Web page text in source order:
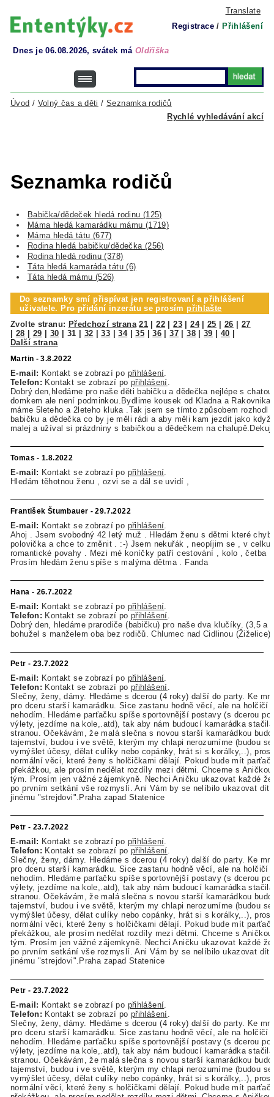
Translate
Registrace / Přihlášení
Dnes je 06.08.2026, svátek má Oldřiška
Rychlé vyhledávání akcí
Úvod / Volný čas a děti /Seznamka rodičů
Seznamka rodičů
Babička/dědeček hledá rodinu (125)
Máma hledá kamarádku mámu (1719)
Máma hledá tátu (677)
Rodina hledá babičku/dědečka (256)
Rodina hledá rodinu (378)
Táta hledá kamaráda tátu (6)
Táta hledá mámu (526)
Do seznamky smí přispívat jen registrovaní a přihlášení
uživatele. Pro přidání inzerátu se prosímpřihlašte
Zvolte stranu: Předchozí strana 21 |22 |23|24|25 26
27
28 29 30 31 32 |33 |34|35 |36 |37 |38|39 |40
Další strana
Martin - 3.8.2022
E-mail: Kontakt se zobrazí po přihlášení
Telefon: Kontakt se zobrazí po přihlášení
Dobrý den,hledáme pro naše děti babičku a dědečka nejlépe s chatou
domkem ale není podminkou.Bydlime kousek od Kladna a Rakovnika
máme 5leteho a 2leteho kluka .Tak jsem se tímto způsobem rozhodl
babičku a dědečka co by je měli rádi a aby měli kam jezdit jako
malej a užíval si prázdniny s babičkou a dědečkem na chalupě.Dekuji
Tomas - 1.8.2022
E-mail: Kontakt se zobrazí po přihlášení
Hledám těhotnou ženu , ozvi se a dál se uvidí ,
František Štumbauer - 29.7.2022
E-mail: Kontakt se zobrazí po přihlášení
Ahoj . Jsem svobodný 42 letý muž . Hledám ženu s dětmi které
polovička a chce to změnit . :-) Jsem nekuřák , neopíjim se , v celku
romantické povahy . Mezi mé koníčky patří cestování , kolo , četba
Prosím hledám ženu spíše s malýma dětma . Fanda
Hana - 26.7.2022
E-mail: Kontakt se zobrazí po přihlášení
Telefon: Kontakt se zobrazí po přihlášení
Dobrý den, hledáme prarodiče (babičku) pro naše dva klučíky. (3,5 a
bohužel s manželem oba bez rodičů. Chlumec nad Cidlinou (Žiželice)
Petr - 23.7.2022
E-mail: Kontakt se zobrazí po přihlášení
Telefon: Kontakt se zobrazí po přihlášení
Slečny, ženy, dámy. Hledáme s dcerou (4 roky) další do party. Ke
pro dceru starší kamarádku. Sice zastanu hodně věcí, ale na holčičí
nehodím. Hledáme parťačku spíše sportovnější postavy (s dcerou
výlety, jezdíme na kole,.atd), tak aby nám budoucí kamarádka
stranou. Očekávám, že malá slečna s novou starší kamarádkou
tajemství, budou i ve světě, kterým my chlapi nerozumíme (budou
vymýšlet účesy, dělat culíky nebo copánky, hrát si s korálky,..),
normální věci, které ženy s holčičkami dělají. Pokud bude mít
překážkou, ale prosím nedělat rozdíly mezi dětmi. Chceme s
tým. Prosím jen vážné zájemkyně. Nechci Aničku ukazovat každé
po prvním setkání vše rozmyslí. Ani Vám by se nelíbilo ukazovat
jinému "strejdovi".Praha zapad Statenice
Petr - 23.7.2022
E-mail: Kontakt se zobrazí po přihlášení
Telefon: Kontakt se zobrazí po přihlášení
Slečny, ženy, dámy. Hledáme s dcerou (4 roky) další do party. Ke
pro dceru starší kamarádku. Sice zastanu hodně věcí, ale na holčičí
nehodím. Hledáme parťačku spíše sportovnější postavy (s dcerou
výlety, jezdíme na kole,.atd), tak aby nám budoucí kamarádka
stranou. Očekávám, že malá slečna s novou starší kamarádkou
tajemství, budou i ve světě, kterým my chlapi nerozumíme (budou
vymýšlet účesy, dělat culíky nebo copánky, hrát si s korálky,..),
normální věci, které ženy s holčičkami dělají. Pokud bude mít
překážkou, ale prosím nedělat rozdíly mezi dětmi. Chceme s
tým. Prosím jen vážné zájemkyně. Nechci Aničku ukazovat každé
po prvním setkání vše rozmyslí. Ani Vám by se nelíbilo ukazovat
jinému "strejdovi".Praha zapad Statenice
Petr - 23.7.2022
E-mail: Kontakt se zobrazí po přihlášení
Telefon: Kontakt se zobrazí po přihlášení
Slečny, ženy, dámy. Hledáme s dcerou (4 roky) další do party. Ke
pro dceru starší kamarádku. Sice zastanu hodně věcí, ale na holčičí
nehodím. Hledáme parťačku spíše sportovnější postavy (s dcerou
výlety, jezdíme na kole,.atd), tak aby nám budoucí kamarádka
stranou. Očekávám, že malá slečna s novou starší kamarádkou
tajemství, budou i ve světě, kterým my chlapi nerozumíme (budou
vymýšlet účesy, dělat culíky nebo copánky, hrát si s korálky,..),
normální věci, které ženy s holčičkami dělají. Pokud bude mít